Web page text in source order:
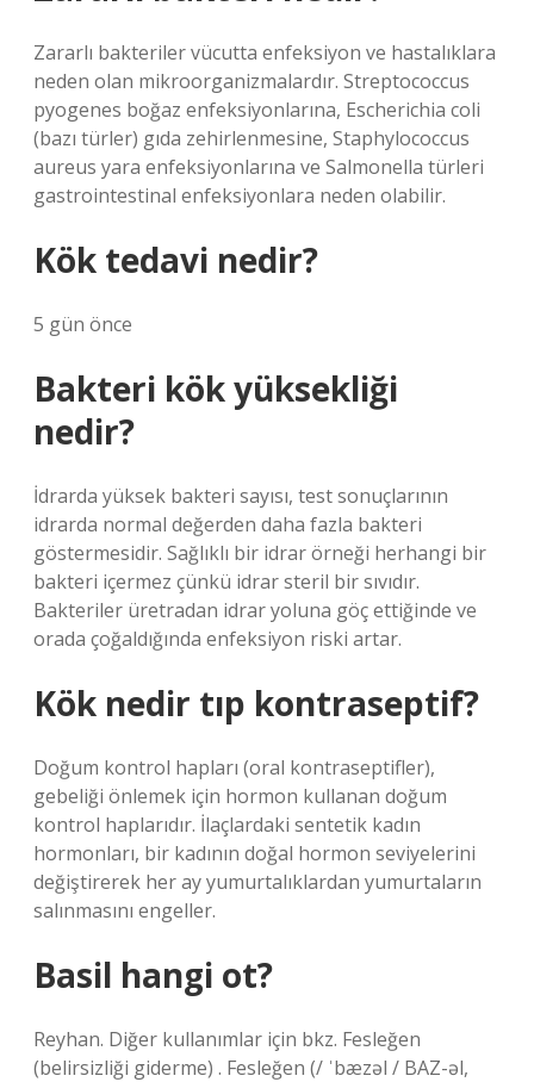
Zararlı bakteriler vücutta enfeksiyon ve hastalıklara
neden olan mikroorganizmalardır. Streptococcus
pyogenes boğaz enfeksiyonlarına, Escherichia coli
(bazı türler) gıda zehirlenmesine, Staphylococcus
aureus yara enfeksiyonlarına ve Salmonella türleri
gastrointestinal enfeksiyonlara neden olabilir.
Kök tedavi nedir?
5 gün önce
Bakteri kök yüksekliği
nedir?
İdrarda yüksek bakteri sayısı, test sonuçlarının
idrarda normal değerden daha fazla bakteri
göstermesidir. Sağlıklı bir idrar örneği herhangi bir
bakteri içermez çünkü idrar steril bir sıvıdır.
Bakteriler üretradan idrar yoluna göç ettiğinde ve
orada çoğaldığında enfeksiyon riski artar.
Kök nedir tıp kontraseptif?
Doğum kontrol hapları (oral kontraseptifler),
gebeliği önlemek için hormon kullanan doğum
kontrol haplarıdır. İlaçlardaki sentetik kadın
hormonları, bir kadının doğal hormon seviyelerini
değiştirerek her ay yumurtalıklardan yumurtaların
salınmasını engeller.
Basil hangi ot?
Reyhan. Diğer kullanımlar için bkz. Fesleğen
(belirsizliği giderme) . Fesleğen (/ ˈbæzəl / BAZ-əl,